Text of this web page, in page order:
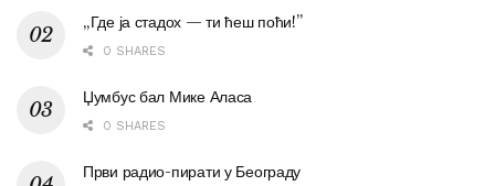
„Где ја стадох — ти ћеш поћи!”
0 SHARES
Џумбус бал Мике Аласа
0 SHARES
Први радио-пирати у Београду